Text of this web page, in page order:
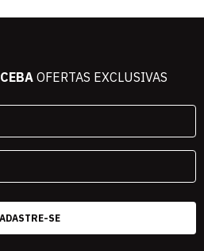
OFERTAS EXCLUSIVAS